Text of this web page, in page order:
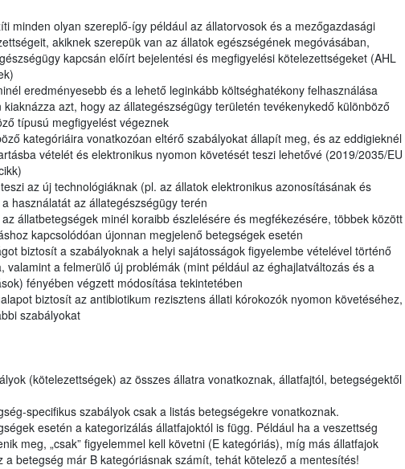
minden olyan szereplő-így például az állatorvosok és a mezőgazdasági
akiknek szerepük van az állatok egészségének megóvásában,
kapcsán előírt bejelentési és megfigyelési kötelezettségeket (AHL
eredményesebb és a lehető leginkább költséghatékony felhasználása
azt, hogy az állategészségügy területén tevékenykedő különböző
típusú megfigyelést végeznek
kategóriáira vonatkozóan eltérő szabályokat állapít meg, és az eddigieknél
vételét és elektronikus nyomon követését teszi lehetővé (2019/2035/EU
az új technológiáknak (pl. az állatok elektronikus azonosításának és
használatát az állategészségügy terén
állatbetegségek minél koraibb észlelésére és megfékezésére, többek között
kapcsolódóan újonnan megjelenő betegségek esetén
biztosít a szabályoknak a helyi sajátosságok figyelembe vételével történő
valamint a felmerülő új problémák (mint például az éghajlatváltozás és a
fényében végzett módosítása tekintetében
biztosít az antibiotikum rezisztens állati kórokozók nyomon követéséhez,
szabályokat
(kötelezettségek) az összes állatra vonatkoznak, állatfajtól, betegségektől
specifikus szabályok csak a listás betegségekre vonatkoznak.
esetén a kategorizálás állatfajoktól is függ. Például ha a veszettség
meg, „csak” figyelemmel kell követni (E kategóriás), míg más állatfajok
a betegség már B kategóriásnak számít, tehát kötelező a mentesítés!